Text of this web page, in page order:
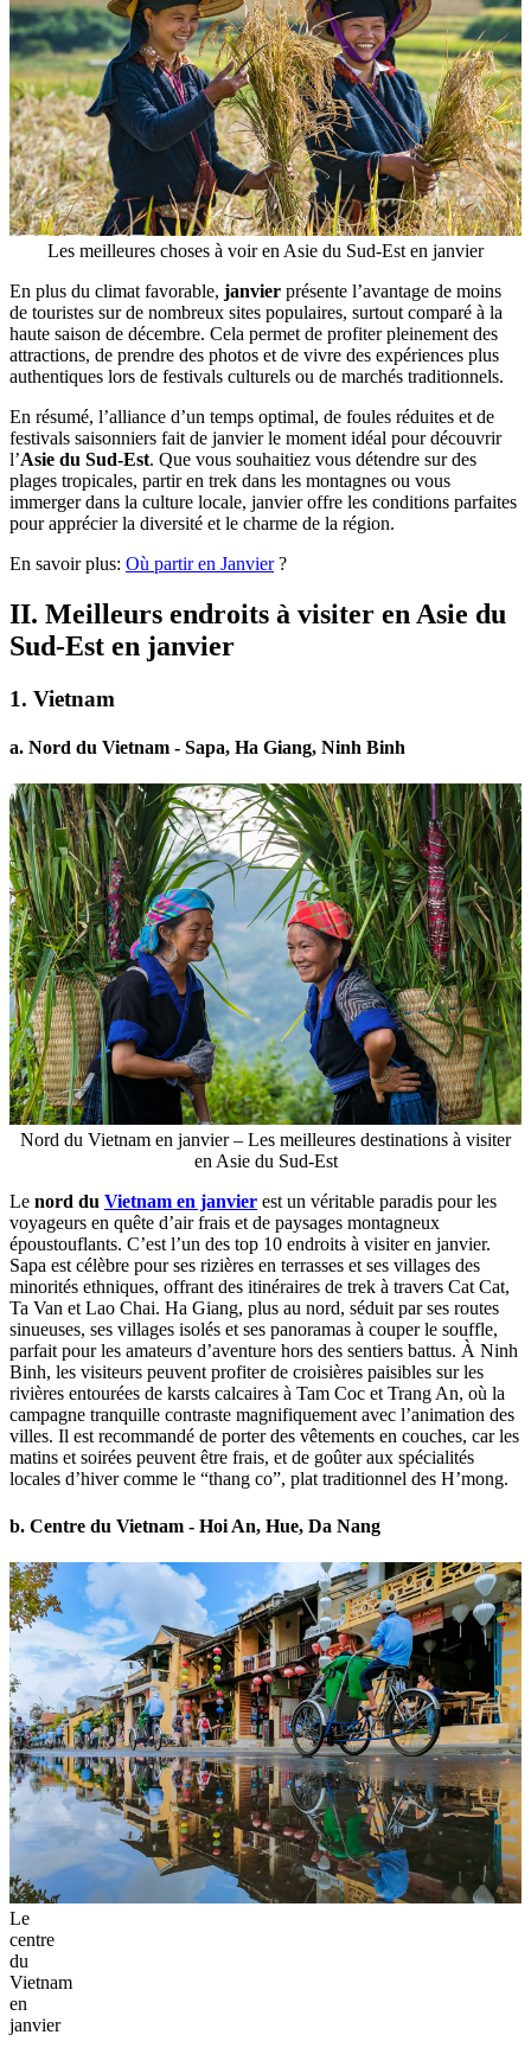
Les meilleures choses à voir en Asie du Sud-Est en janvier
En plus du climat favorable, janvier présente l’avantage de moins
de touristes sur de nombreux sites populaires, surtout comparé à la
haute saison de décembre. Cela permet de profiter pleinement des
attractions, de prendre des photos et de vivre des expériences plus
authentiques lors de festivals culturels ou de marchés traditionnels.
En résumé, l’alliance d’un temps optimal, de foules réduites et de
festivals saisonniers fait de janvier le moment idéal pour découvrir
l’Asie du Sud-Est. Que vous souhaitiez vous détendre sur des
plages tropicales, partir en trek dans les montagnes ou vous
immerger dans la culture locale, janvier offre les conditions parfaites
pour apprécier la diversité et le charme de la région.
En savoir plus: Où partir en Janvier?
II. Meilleurs endroits à visiter en Asie du
Sud-Est en janvier
1. Vietnam
a. Nord du Vietnam - Sapa, Ha Giang, Ninh Binh
Nord du Vietnam en janvier – Les meilleures destinations à visiter
en Asie du Sud-Est
Le nord du Vietnam en janvier est un véritable paradis pour les
voyageurs en quête d’air frais et de paysages montagneux
époustouflants. C’est l’un des top 10 endroits à visiter en janvier.
Sapa est célèbre pour ses rizières en terrasses et ses villages des
minorités ethniques, offrant des itinéraires de trek à travers Cat Cat,
Ta Van et Lao Chai. Ha Giang, plus au nord, séduit par ses routes
sinueuses, ses villages isolés et ses panoramas à couper le souffle,
parfait pour les amateurs d’aventure hors des sentiers battus. À Ninh
Binh, les visiteurs peuvent profiter de croisières paisibles sur les
rivières entourées de karsts calcaires à Tam Coc et Trang An, où la
campagne tranquille contraste magnifiquement avec l’animation des
villes. Il est recommandé de porter des vêtements en couches, car les
matins et soirées peuvent être frais, et de goûter aux spécialités
locales d’hiver comme le “thang co”, plat traditionnel des H’mong.
b. Centre du Vietnam - Hoi An, Hue, Da Nang
Le
centre
du
Vietnam
en
janvier